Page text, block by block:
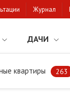
Журнал
ДАЧИ
квартиры 263
Гоголя